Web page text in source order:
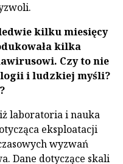
kilku miesięcy
kilka
Czy to nie
i ludzkiej myśli?
laboratoria i nauka
eksploatacji
wyzwań
Dane dotyczące skali